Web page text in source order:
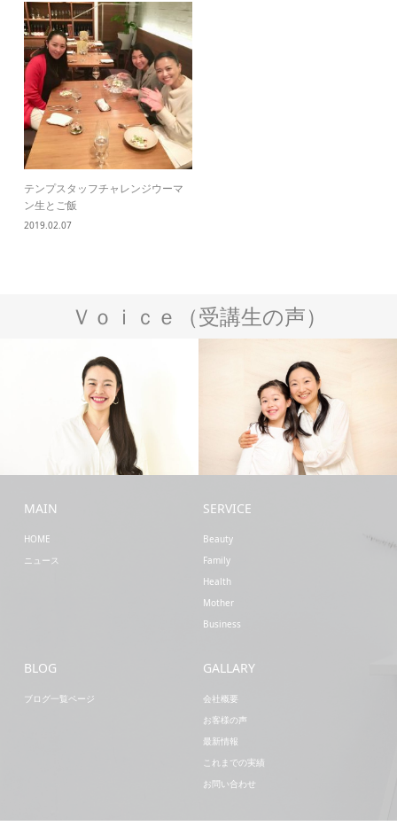
テンプスタッフチャレンジウーマ
ン生とご飯
2019.02.07
Ｖｏｉｃｅ（受講生の声）
Mother
MAIN
HOME
ニュース
SERVICE
Beauty
Family
Health
Mother
Business
BLOG
ブログ一覧ページ
GALLARY
会社概要
お客様の声
最新情報
これまでの実績
お問い合わせ